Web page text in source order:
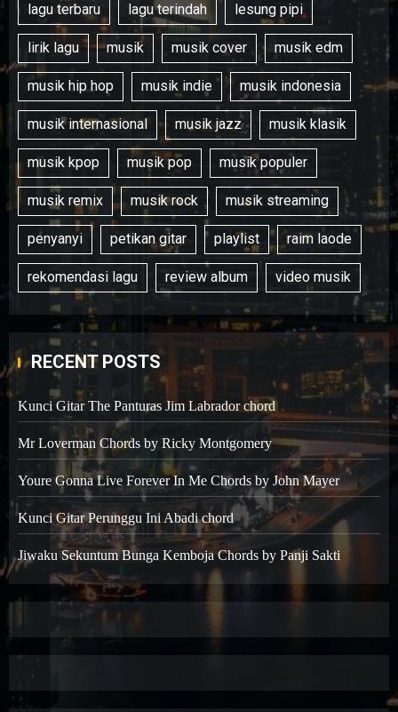
lagu terbaru lagu terindah lesung pipi
lirik lagu musik musik cover musik edm
musik hip hop musik indie musik indonesia
musik internasional musik jazz musik klasik
musik kpop musik pop musik populer
musik remix musik rock musik streaming
penyanyi petikan gitar playlist raim laode
rekomendasi lagu review album video musik
RECENT POSTS
Kunci Gitar The Panturas Jim Labrador chord
Mr Loverman Chords by Ricky Montgomery
Youre Gonna Live Forever In Me Chords by John Mayer
Kunci Gitar Perunggu Ini Abadi chord
Jiwaku Sekuntum Bunga Kemboja Chords by Panji Sakti